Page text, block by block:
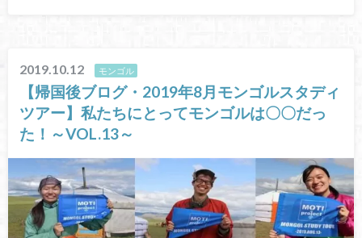
2019.10.12 モンゴル
【帰国後ブログ・2019年8月モンゴルスタディ
ツアー】私たちにとってモンゴルは〇〇だっ
た！～VOL.13～